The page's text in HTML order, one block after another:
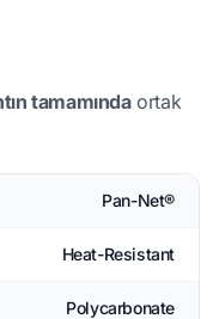
tamamındaortak
Pan-Net®
Heat-Resistant
Polycarbonate